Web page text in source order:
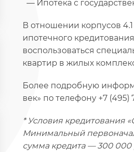
— Ипотека с
В отношении корпусов 4.1
ипотечного
воспользоваться
квартир в жилых
Более подробную
век» по телефону +7
* Условия кредитования
Минимальный
сумма кредита — 300